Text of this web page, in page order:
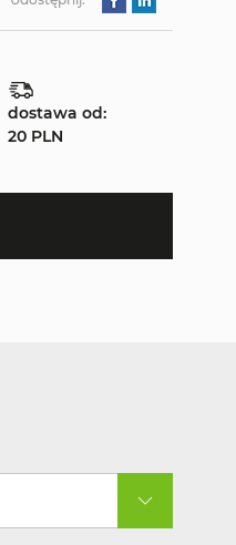
dostawa od:
20 PLN